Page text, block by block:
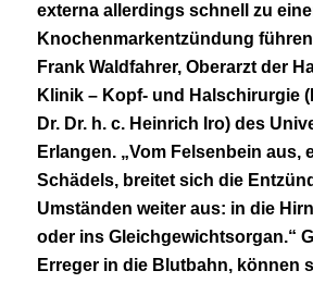
externa allerdings schnell zu
Knochenmarkentzündung
Frank Waldfahrer, Oberarzt der
Klinik – Kopf- und Halschirurgie
Dr. Dr. h. c. Heinrich Iro) des
Erlangen. „Vom Felsenbein aus,
Schädels, breitet sich die
Umständen weiter aus: in die
oder ins Gleichgewichtsorgan.“
Erreger in die Blutbahn, können